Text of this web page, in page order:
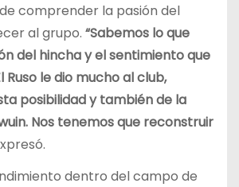
comprender la pasión del
al grupo. “Sabemos lo que
del hincha y el sentimiento que
Ruso le dio mucho al club,
posibilidad y también de la
Nos tenemos que reconstruir
dentro del campo de